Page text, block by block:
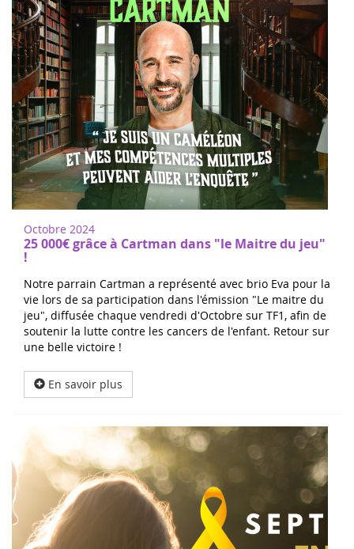
Octobre 2024
25 000€ grâce à Cartman dans "le Maitre du jeu"
!
Notre parrain Cartman a représenté avec brio Eva pour la
vie lors de sa participation dans l'émission "Le maitre du
jeu", diffusée chaque vendredi d'Octobre sur TF1, afin de
soutenir la lutte contre les cancers de l'enfant. Retour sur
une belle victoire !
En savoir plus